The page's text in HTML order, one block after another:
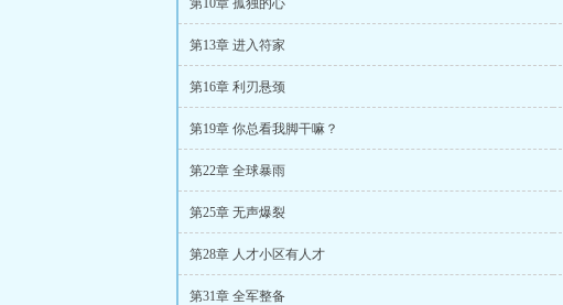
第10章 孤独的心
第13章 进入符家
第16章 利刃悬颈
第19章 你总看我脚干嘛？
第22章 全球暴雨
第25章 无声爆裂
第28章 人才小区有人才
第31章 全军整备